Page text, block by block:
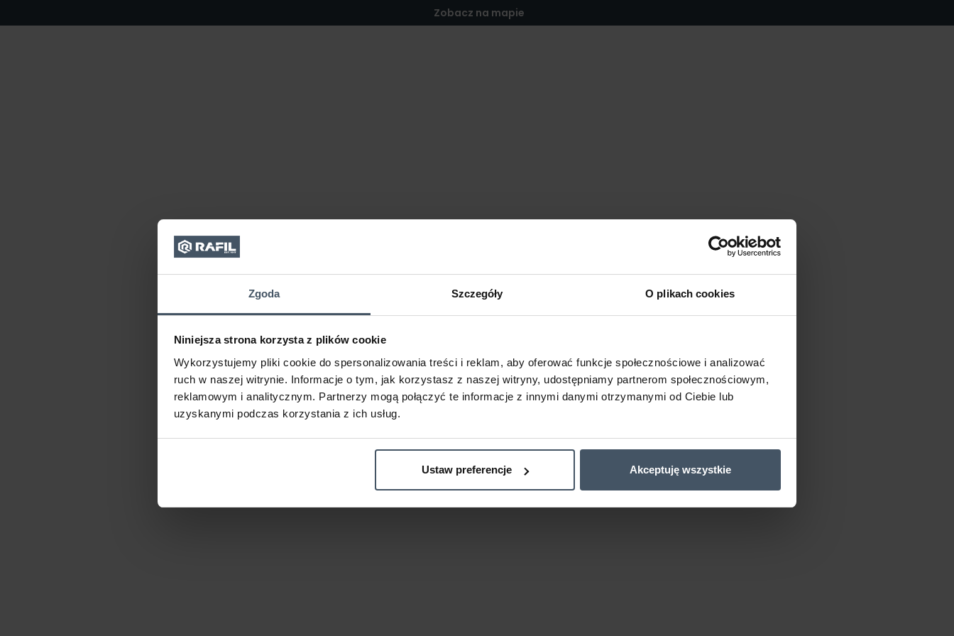
Zgoda Szczegóły O plikach cookies
Niniejsza strona korzysta z plików cookie
Wykorzystujemy pliki cookie do spersonalizowania treści i reklam, aby oferować funkcje społecznościowe i analizować
ruch w naszej witrynie. Informacje o tym, jak korzystasz z naszej witryny, udostępniamy partnerom społecznościowym,
reklamowym i analitycznym. Partnerzy mogą połączyć te informacje z innymi danymi otrzymanymi od Ciebie lub
uzyskanymi podczas korzystania z ich usług.
Ustaw preferencje Akceptuję wszystkie
Zobacz na mapie